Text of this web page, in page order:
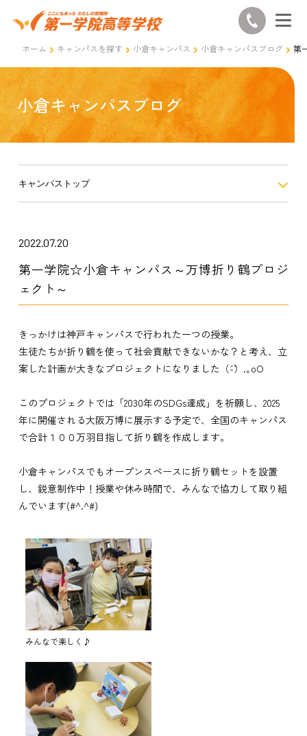
ホーム キャンパスを探す 小倉キャンパス 小倉キャンパスブログ 第
小倉キャンパスブログ
キャンパストップ
2022.07.20
第一学院☆小倉キャンパス～万博折り鶴プロジ
ェクト～
きっかけは神戸キャンパスで行われた一つの授業。
生徒たちが折り鶴を使って社会貢献できないかな？と考え、立
案した計画が大きなプロジェクトになりました（´-`）.｡oO
このプロジェクトでは「2030年のSDGs達成」を祈願し、2025
年に開催される大阪万博に展示する予定で、全国のキャンパス
で合計１００万羽目指して折り鶴を作成します。
小倉キャンパスでもオープンスペースに折り鶴セットを設置
し、鋭意制作中！授業や休み時間で、みんなで協力して取り組
んでいます(#^.^#)
みんなで楽しく♪